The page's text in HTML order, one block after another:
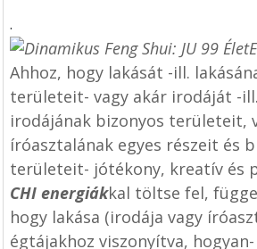
.
Ahhoz, hogy lakását -ill.
területeit- vagy akár irodáját -
irodájának bizonyos területeit,
íróasztalának egyes részeit és
területeit- jótékony, kreatív és
CHI energiákkal töltse fel,
hogy lakása (irodája vagy
égtájakhoz viszonyítva,